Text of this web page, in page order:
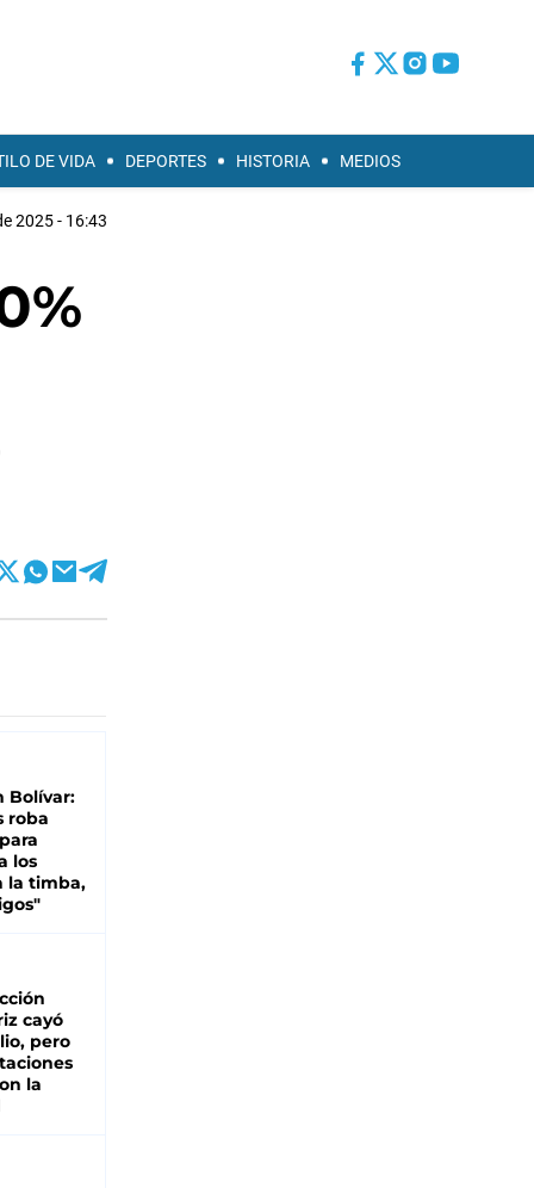
DE VIDA DEPORTES HISTORIA MEDIOS
2025 - 16:43
Bolívar:
roba
los
la timba,
cayó
pero
la